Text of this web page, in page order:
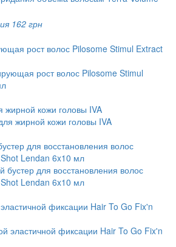
162 грн
рост волос Pilosome Stimul Extract
кожи головы IVA
для восстановления волос
Lendan 6x10 мл
фиксации Hair To Go Fix'n